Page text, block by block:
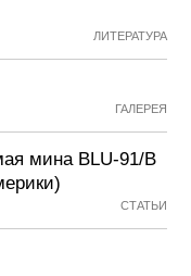
ЛИТЕРАТУРА
ГАЛЕРЕЯ
мина BLU-91/B
СТАТЬИ